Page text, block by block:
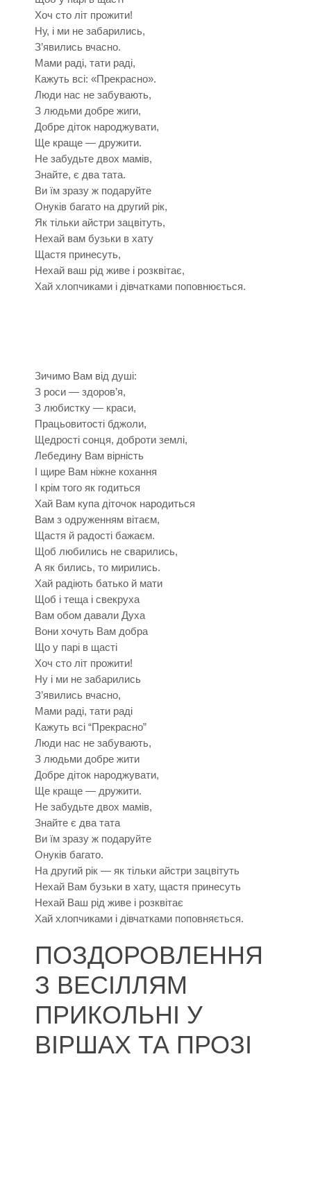
Хоч сто літ прожити!
Ну, і ми не забарились,
З’явились вчасно.
Мами раді, тати раді,
Кажуть всі: «Прекрасно».
Люди нас не забувають,
З людьми добре жиги,
Добре діток народжувати,
Ще краще — дружити.
Не забудьте двох мамів,
Знайте, є два тата.
Ви їм зразу ж подаруйте
Онуків багато на другий рік,
Як тільки айстри зацвітуть,
Нехай вам бузьки в хату
Щастя принесуть,
Нехай ваш рід живе і розквітає,
Хай хлопчиками і дівчатками поповнюється.
Зичимо Вам від душі:
З роси — здоров’я,
З любистку — краси,
Працьовитості бджоли,
Щедрості сонця, доброти землі,
Лебедину Вам вірність
І щире Вам ніжне кохання
І крім того як годиться
Хай Вам купа діточок народиться
Вам з одруженням вітаєм,
Щастя й радості бажаєм.
Щоб любились не сварились,
А як бились, то мирились.
Хай радіють батько й мати
Щоб і теща і свекруха
Вам обом давали Духа
Вони хочуть Вам добра
Що у парі в щасті
Хоч сто літ прожити!
Ну і ми не забарились
З’явились вчасно,
Мами раді, тати раді
Кажуть всі “Прекрасно”
Люди нас не забувають,
З людьми добре жити
Добре діток народжувати,
Ще краще — дружити.
Не забудьте двох мамів,
Знайте є два тата
Ви їм зразу ж подаруйте
Онуків багато.
На другий рік — як тільки айстри зацвітуть
Нехай Вам бузьки в хату, щастя принесуть
Нехай Ваш рід живе і розквітає
Хай хлопчиками і дівчатками поповняється.
ПОЗДОРОВЛЕННЯ
З ВЕСІЛЛЯМ
ПРИКОЛЬНІ У
ВІРШАХ ТА ПРОЗІ